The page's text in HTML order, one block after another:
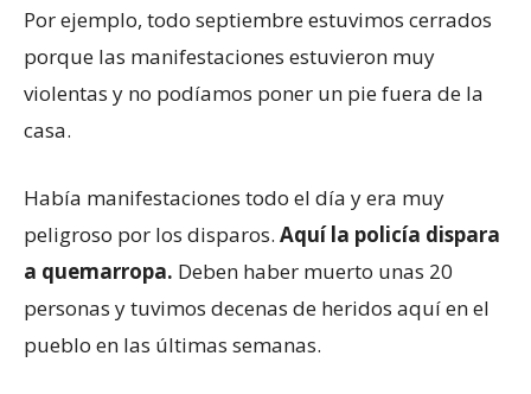
Por ejemplo, todo septiembre estuvimos cerrados
porque las manifestaciones estuvieron muy
violentas y no podíamos poner un pie fuera de la
casa.
Había manifestaciones todo el día y era muy
peligroso por los disparos. Aquí la policía dispara
a quemarropa. Deben haber muerto unas 20
personas y tuvimos decenas de heridos aquí en el
pueblo en las últimas semanas.